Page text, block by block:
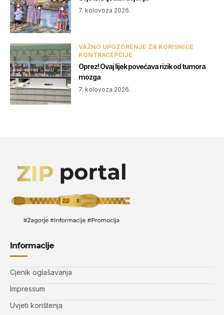
7. kolovoza 2026.
VAŽNO UPOZORENJE ZA KORISNICE
KONTRACEPCIJE
Oprez! Ovaj lijek povećava rizik od tumora
mozga
7. kolovoza 2026.
Informacije
Cjenik oglašavanja
Impressum
Uvjeti korištenja